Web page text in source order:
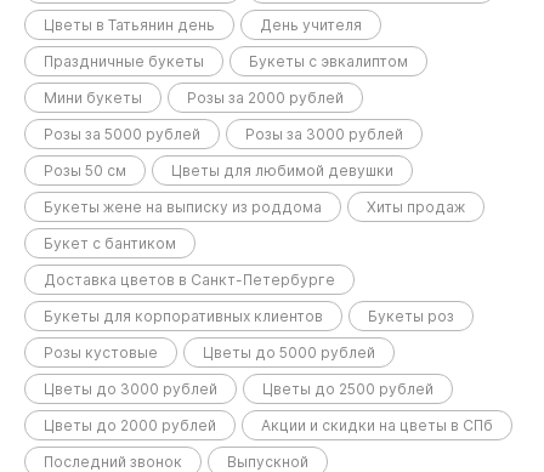
Цветы в Татьянин день
День учителя
Праздничные букеты
Букеты с эвкалиптом
Мини букеты
Розы за 2000 рублей
Розы за 5000 рублей
Розы за 3000 рублей
Розы 50 см
Цветы для любимой девушки
Букеты жене на выписку из роддома
Хиты продаж
Букет с бантиком
Доставка цветов в Санкт-Петербурге
Букеты для корпоративных клиентов
Букеты роз
Розы кустовые
Цветы до 5000 рублей
Цветы до 3000 рублей
Цветы до 2500 рублей
Цветы до 2000 рублей
Акции и скидки на цветы в СПб
Последний звонок
Выпускной